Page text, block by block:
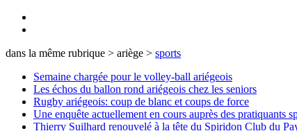
dans la même rubrique > ariège > sports
Semaine chargée pour le volley-ball ariégeois
Les échos du ballon rond ariégeois chez les seniors
Rugby ariégeois: coup de blanc et coups de force
Une enquête actuellement en cours auprès des pratiquants
Thierry Suilhard renouvelé à la tête du Spiridon Club du